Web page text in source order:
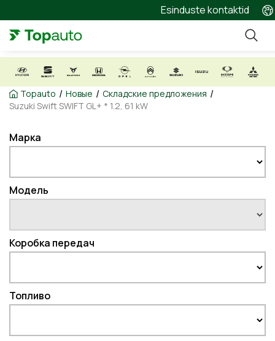
Esinduste kontaktid
Topauto / Новые / Складские предложения /
Suzuki Swift SWIFT GL+ * 1.2, 61 kW
Марка
Модель
Коробка передач
Топливо